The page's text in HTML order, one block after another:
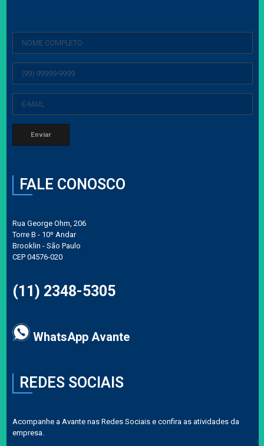
FALE CONOSCO
Rua George Ohm, 206
Torre B - 10º Andar
Brooklin - São Paulo
CEP 04576-020
(11) 2348-5305
WhatsApp Avante
REDES SOCIAIS
Acompanhe a Avante nas Redes Sociais e confira as atividades da
empresa.